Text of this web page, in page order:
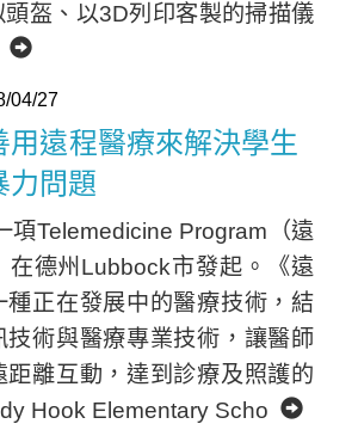
盔、以3D列印客製的掃描儀
04/27
用遠程醫療來解決學生
力問題
項Telemedicine Program（遠
在德州Lubbock市發起。《遠
種正在發展中的醫療技術，結
技術與醫療專業技術，讓醫師
距離互動，達到診療及照護的
Hook Elementary Scho